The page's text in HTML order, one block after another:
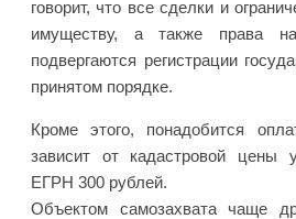
говорит, что все сделки и
имуществу, а также права на
подвергаются регистрации
принятом порядке.
Кроме этого, понадобится
зависит от кадастровой цены
ЕГРН 300 рублей.
Объектом самозахвата чаще